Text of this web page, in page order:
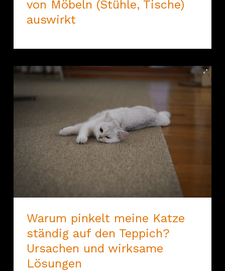
von Möbeln (Stühle, Tische)
auswirkt
Warum pinkelt meine Katze
ständig auf den Teppich?
Ursachen und wirksame
Lösungen